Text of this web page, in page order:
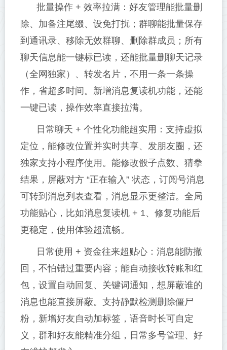
批量操作 + 效率拉满：好友管理能批量删
除、加备注尾缀、设免打扰；群聊能批量保存
到通讯录、移除无效群聊、删除群成员；所有
聊天信息能一键标已读，还能批量删聊天记录
（全网独家）、转发名片，不用一条一条操
作，省超多时间。新增消息复读机功能，还能
一键已读，操作效率直接拉满。
日常聊天 + 个性化功能超实用：支持虚拟
定位，能修改位置并实时共享、发朋友圈，还
独家支持小程序使用。能修改骰子点数、猜拳
结果，屏蔽对方 “正在输入” 状态，订阅号消息
可转到消息列表查看，消息显示更整洁。全局
功能贴心，比如消息复读机 + 1、修复功能后
更稳定，使用体验超流畅。
日常使用 + 资金往来超贴心：消息能防撤
回，不怕错过重要内容；能自动接收转账和红
包，设置自动回复、关键词通知，想屏蔽谁的
消息也能直接屏蔽。支持静默检测删除僵尸
粉，新增好友自动加标签，语音时长可自定
义，群和好友能精准分组，日常多号管理、好